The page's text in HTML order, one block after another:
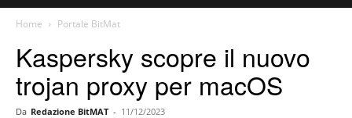
Home Portale BitMat
Kaspersky scopre il nuovo
trojan proxy per macOS
Da Redazione BitMAT - 11/12/2023